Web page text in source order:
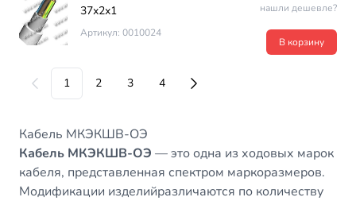
37х2х1
Артикул: 0010024
нашли дешевле?
В корзину
1 2 3 4
Кабель МКЭКШВ-ОЭ
Кабель МКЭКШВ-ОЭ — это одна из ходовых марок
кабеля, представленная спектром маркоразмеров.
Модификации изделийразличаются по количеству